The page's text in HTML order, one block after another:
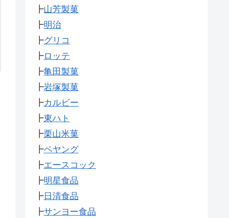
┣山芳製菓
┣明治
┣グリコ
┣ロッテ
┣亀田製菓
┣岩塚製菓
┣カルビー
┣東ハト
┣栗山米菓
┣ペヤング
┣エースコック
┣明星食品
┣日清食品
┣サンヨー食品